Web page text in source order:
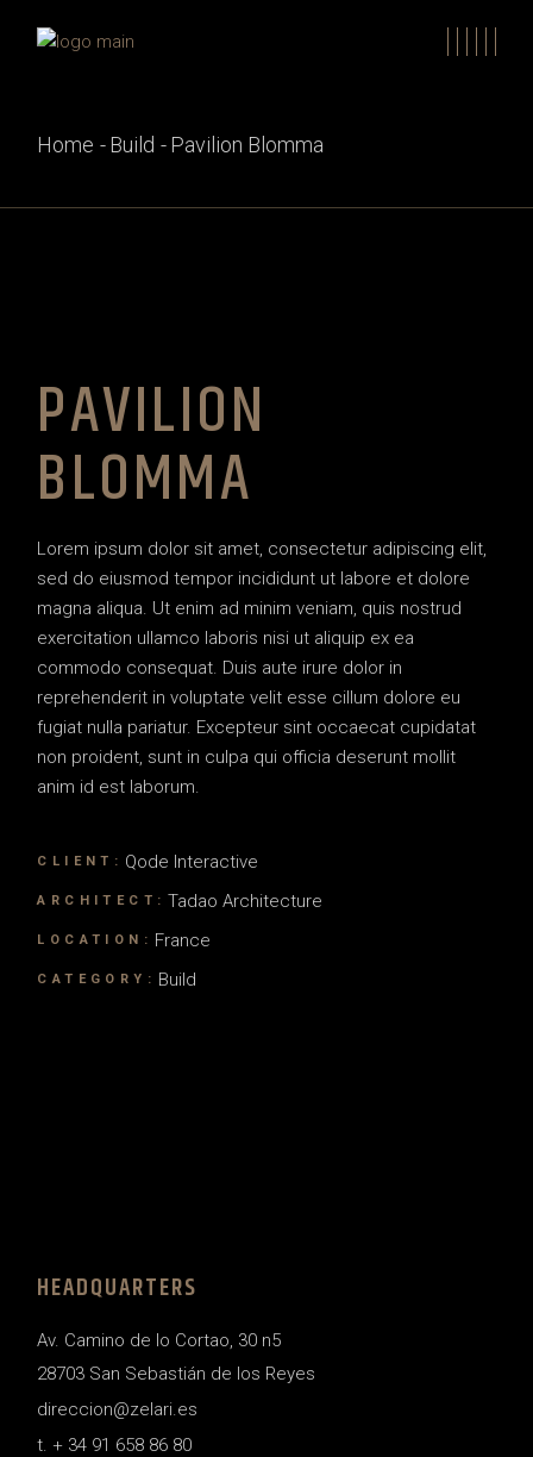
Home Build Pavilion Blomma
PAVILION
BLOMMA
Lorem ipsum dolor sit amet, consectetur adipiscing elit,
sed do eiusmod tempor incididunt ut labore et dolore
magna aliqua. Ut enim ad minim veniam, quis nostrud
exercitation ullamco laboris nisi ut aliquip ex ea
commodo consequat. Duis aute irure dolor in
reprehenderit in voluptate velit esse cillum dolore eu
fugiat nulla pariatur. Excepteur sint occaecat cupidatat
non proident, sunt in culpa qui officia deserunt mollit
anim id est laborum.
CLIENT: Qode Interactive
ARCHITECT: Tadao Architecture
LOCATION: France
CATEGORY: Build
HEADQUARTERS
Av. Camino de lo Cortao, 30 n5
28703 San Sebastián de los Reyes
direccion@zelari.es
t. + 34 91 658 86 80